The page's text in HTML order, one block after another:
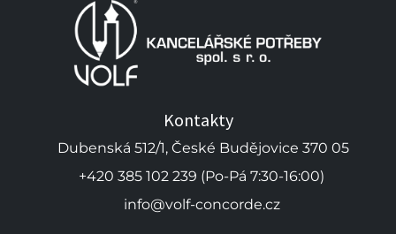
Kontakty
Dubenská 512/1, České Budějovice 370 05
+420 385 102 239 (Po-Pá 7:30-16:00)
info@volf-concorde.cz